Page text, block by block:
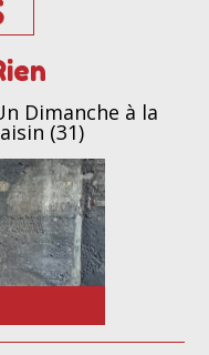
Dimanche à la
(31)